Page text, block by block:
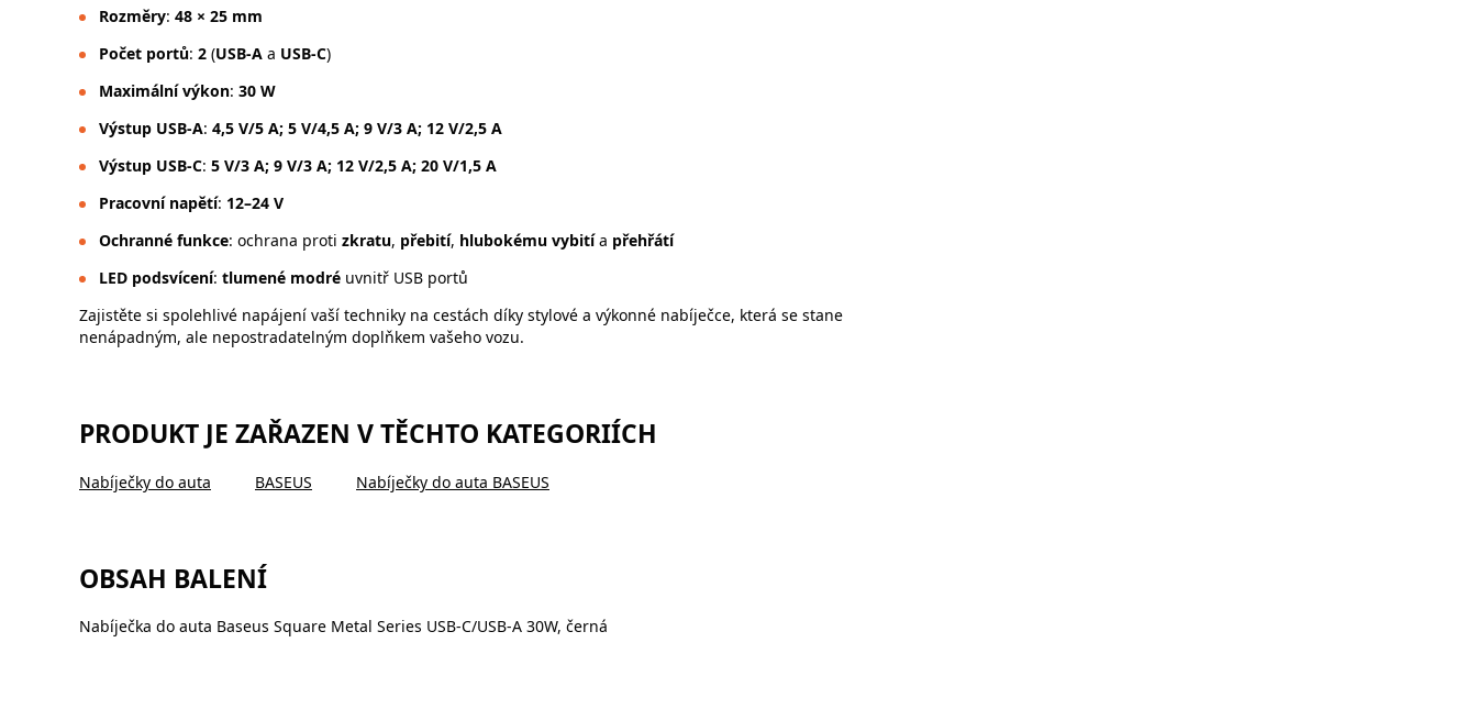
Rozměry: 48 × 25 mm
Počet portů: 2(USB-Aa USB-C)
Maximální výkon: 30 W
Výstup USB-A: 4,5 V/5 A; 5 V/4,5 A; 9 V/3 A; 12 V/2,5 A
Výstup USB-C: 5 V/3 A; 9 V/3 A; 12 V/2,5 A; 20 V/1,5 A
Pracovní napětí: 12–24 V
Ochranné funkce: ochrana proti zkratu, přebití, hlubokému vybitía přehřátí
LED podsvícení: tlumené modréuvnitř USB portů
Zajistěte si spolehlivé napájení vaší techniky na cestách díky stylové a výkonné nabíječce, která se stane
nenápadným, ale nepostradatelným doplňkem vašeho vozu.
PRODUKT JE ZAŘAZEN V TĚCHTO KATEGORIÍCH
Nabíječky do auta BASEUS Nabíječky do auta BASEUS
OBSAH BALENÍ
Nabíječka do auta Baseus Square Metal Series USB-C/USB-A 30W, černá